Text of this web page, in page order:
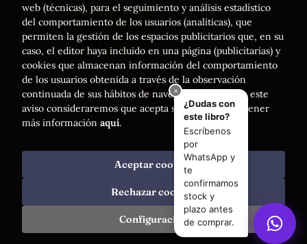
. Todos los Derechos Reservados |
web (técnicas), para el seguimiento y análisis estadístico
del comportamiento de los usuarios (analíticas), que
permiten la gestión de los espacios publicitarios que, en su
caso, el editor haya incluido en una página (publicitarias) y
cookies que almacenan información del comportamiento
de los usuarios obtenida a través de la observación
continuada de sus hábitos de navegación. Si acepta este
aviso consideraremos que acepta su uso. Puede obtener
más información aquí.
Configuración
Rechazar cookies
Aceptar cookies